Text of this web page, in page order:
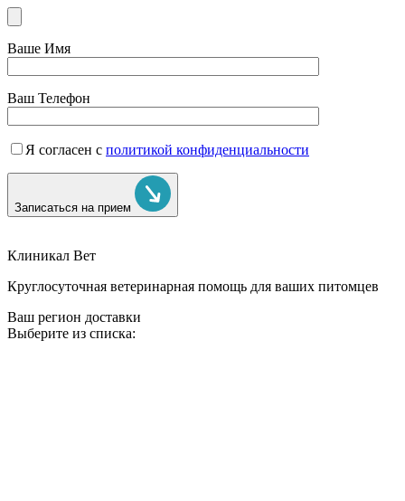
Ваше Имя
Ваш Телефон
Я согласен с политикой конфиденциальности
Записаться на прием
Клиникал Вет
Круглосуточная ветеринарная помощь для ваших питомцев
Ваш регион доставки
Выберите из списка: